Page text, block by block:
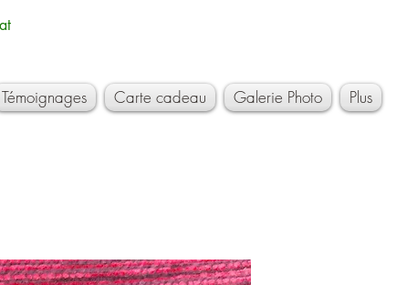
Témoignages Carte cadeau Galerie Photo Plus